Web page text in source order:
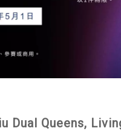
Dual Queens,